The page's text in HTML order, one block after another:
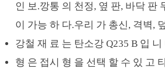
인 보.깡통 의 천정, 옆 판, 바닥 판
이 가능 하 다.우리 가 총신, 격벽,
강철 재 료 는 탄소강 Q235 B 입
형 은 접시 형 을 선택 할 수 있 고